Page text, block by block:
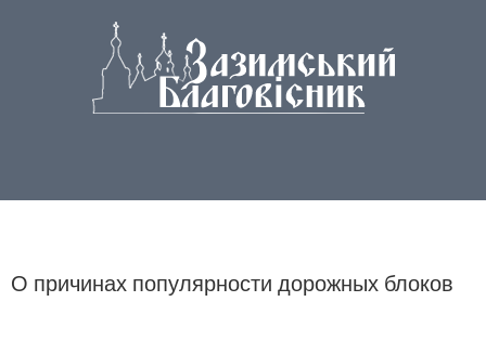
О причинах популярности дорожных блоков